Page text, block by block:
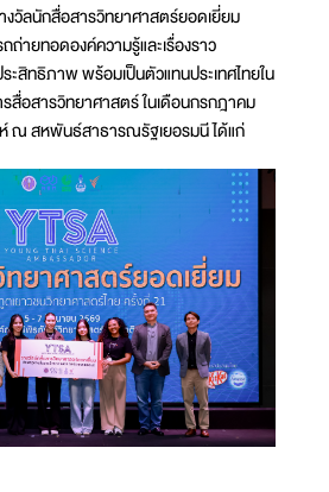
งวัลนักสื่อสารวิทยาศาสตร์ยอดเยี่ยม
ถ่ายทอดองค์ความรู้และเรื่องราว
สิทธิภาพ พร้อมเป็นตัวแทนประเทศไทยใน
สื่อสารวิทยาศาสตร์ ในเดือนกรกฎาคม
ณ สหพันธ์สาธารณรัฐเยอรมนี ได้แก่